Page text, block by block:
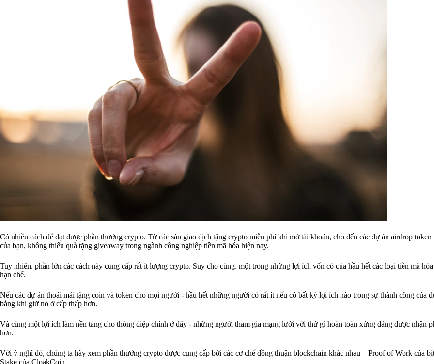
Có nhiều cách để đạt được phần thưởng crypto. Từ các sàn giao dịch tặng crypto miễn phí khi mở tài khoản, cho đến các dự án airdrop token
của bạn, không thiếu quà tặng giveaway trong ngành công nghiệp tiền mã hóa hiện nay.
Tuy nhiên, phần lớn các cách này cung cấp rất ít lượng crypto. Suy cho cùng, một trong những lợi ích vốn có của hầu hết các loại tiền mã
hạn chế.
Nếu các dự án thoải mái tặng coin và token cho mọi người - hầu hết những người có rất ít nếu có bất kỳ lợi ích nào trong sự thành công của
bằng khi giữ nó ở cấp thấp hơn.
Và cùng một lợi ích làm nền tảng cho thông điệp chính ở đây - những người tham gia mạng lưới với thứ gì hoàn toàn xứng đáng được nhận
hơn.
Với ý nghĩ đó, chúng ta hãy xem phần thưởng crypto được cung cấp bởi các cơ chế đồng thuận blockchain khác nhau – Proof of Work của
Stake của CloakCoin.